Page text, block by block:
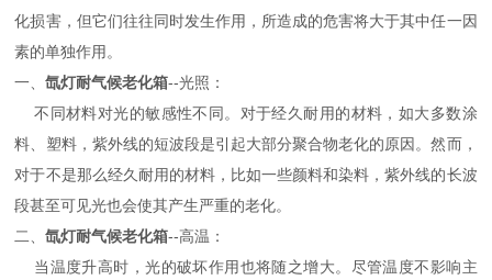
化损害，但它们往往同时发生作用，所造成的危害将大于其中任一因
素的单独作用。
一、氙灯耐气候老化箱--光照：
不同材料对光的敏感性不同。对于经久耐用的材料，如大多数涂
料、塑料，紫外线的短波段是引起大部分聚合物老化的原因。然而，
对于不是那么经久耐用的材料，比如一些颜料和染料，紫外线的长波
段甚至可见光也会使其产生严重的老化。
二、氙灯耐气候老化箱--高温：
当温度升高时，光的破坏作用也将随之增大。尽管温度不影响主